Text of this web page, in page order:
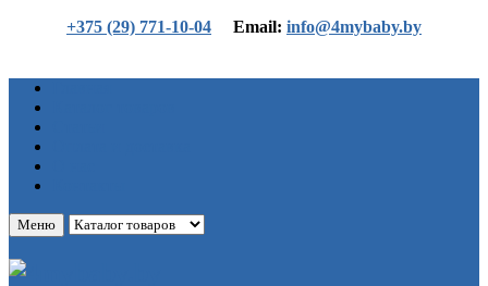
+375 (29) 771-10-04 Еmail: info@4mybaby.by
Меню